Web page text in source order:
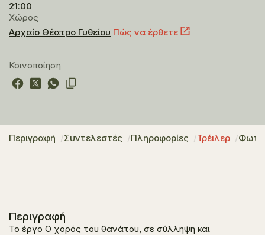
21:00
Χώρος
Αρχαίο Θέατρο Γυθείου Πώς να έρθετε
Κοινοποίηση
Περιγραφή Συντελεστές Πληροφορίες Τρέιλερ
Περιγραφή
Το έργο Ο χορός του θανάτου, σε σύλληψη και